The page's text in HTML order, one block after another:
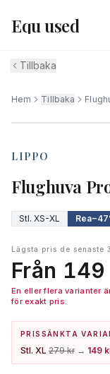
Equ used
Tillbaka
Hem Tillbaka
LIPPO
Flughuva
Stl. XS-XL Rea−47
Lägsta pris de senaste
Från
En eller flera varianter
för exakt pris.
PRISSÄNKTA
Stl. XL 279 kr→ 149
Equ used-
om frakt, retur,
hjälpa dig?
Retur & ångerrätt